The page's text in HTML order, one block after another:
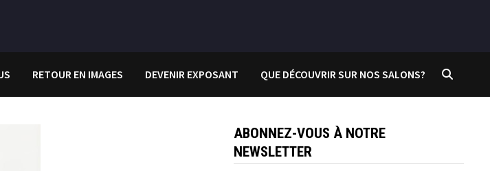
RETOUR EN IMAGES DEVENIR EXPOSANT QUE DÉCOUVRIR SUR NOS SALONS?
ABONNEZ-VOUS À NOTRE
NEWSLETTER